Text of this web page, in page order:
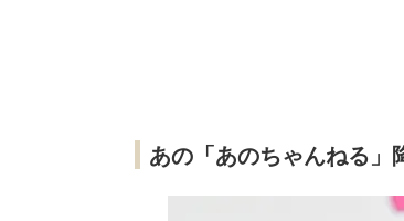
あの「あのちゃんねる」